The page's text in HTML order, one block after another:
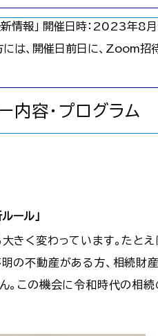
最新情報」 開催日時：2023
は、開催日前日に、Zoom招
内容・プログラム
ール」
く変わっています。たとえ
の不動産がある方、相続財
。この機会に令和時代の相